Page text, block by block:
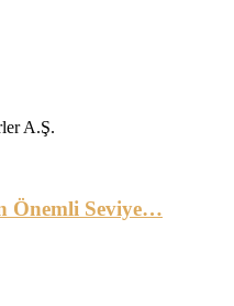
A.Ş.
Önemli Seviye…